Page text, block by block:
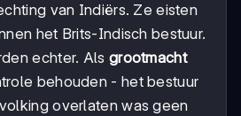
van Indiërs. Ze eisten
het Brits-Indisch bestuur.
echter. Als grootmacht
behouden - het bestuur
overlaten was geen